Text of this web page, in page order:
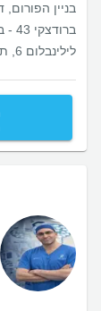
בניין הפורום, דוד המלך
ברודצקי 43 - בניין ב, תל אביב
לילינבלום 6, תל אביב